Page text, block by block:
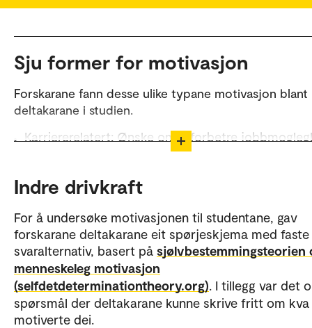
Sju former for motivasjon
Forskarane fann desse ulike typane motivasjon blant
deltakarane i studien.
Karriererelatert: Ønske om å forbetre
Krigsrelatert: Læring som motstand, håp og
framtidsbygging.
Trusbasert: Læring som ei religiøs plikt og
bruk av tid.
Akademisk: Få kursbevis og halde seg fagleg
oppdaterte for å bestå eksamenar og
fullføre universitetsutdanning.
Personleg: Sjølvutvikling, nysgjerrigheit og
Indre drivkraft
For å undersøke motivasjonen til studentane, gav
forskarane deltakarane eit spørjeskjema med faste
svaralternativ, basert på sjølvbestemmingsteorien
menneskeleg motivasjon
(selfdetdeterminationtheory.org) . I tillegg var det
spørsmål der deltakarane kunne skrive fritt om
motiverte dei.